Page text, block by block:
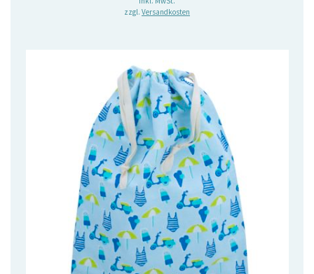
war:
zzgl. Versandkosten